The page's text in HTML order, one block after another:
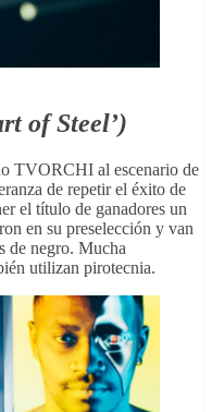
of Steel’)
TVORCHI al escenario de
de repetir el éxito de
el título de ganadores un
en su preselección y van
de negro. Mucha
utilizan pirotecnia.